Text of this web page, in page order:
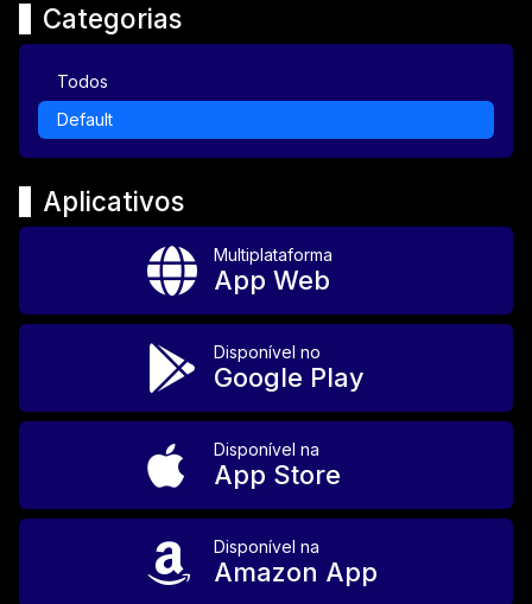
Categorias
Todos
Default
Aplicativos
Multiplataforma
App Web
Disponível no
Google Play
Disponível na
App Store
Disponível na
Amazon App